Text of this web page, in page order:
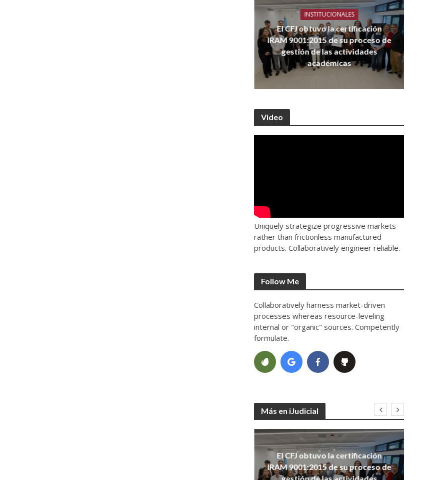
INSTITUCIONALES
El CFJ obtuvo la certificación
IRAM 9001:2015 de su proceso de
gestión de las actividades
académicas
Video
Uniquely strategize progressive markets
rather than frictionless manufactured
products. Collaboratively engineer reliable.
Follow Me
Collaboratively harness market-driven
processes whereas resource-leveling
internal or "organic" sources. Competently
formulate.
Más en iJudicial
El CFJ obtuvo la certificación
IRAM 9001:2015 de su proceso de